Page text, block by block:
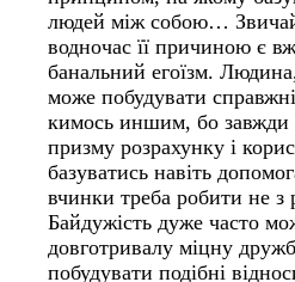
людей між собою…
водночас її причиною є
банальний егоїзм.
може побудувати
кимось иншим, бо завжди
призму розрахунку і
базуватись навіть
вчинки треба робити не з
Байдужість дуже часто
довготривалу міцну
побудувати подібні